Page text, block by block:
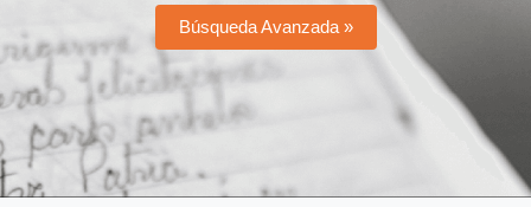
Búsqueda Avanzada »